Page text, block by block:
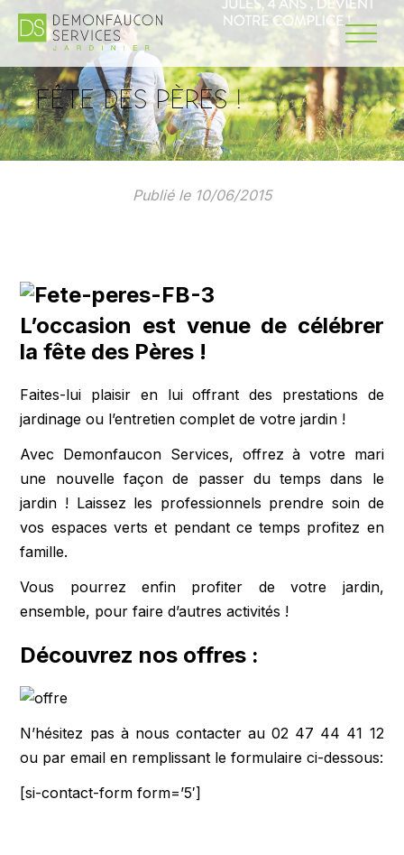
FÊTE DES PÈRES !
Publié le 10/06/2015
L’occasion est venue de célébrer
la fête des Pères !
Faites-lui plaisir en lui offrant des prestations de
jardinage ou l’entretien complet de votre jardin !
Avec Demonfaucon Services, offrez à votre mari
une nouvelle façon de passer du temps dans le
jardin ! Laissez les professionnels prendre soin de
vos espaces verts et pendant ce temps profitez en
famille.
Vous pourrez enfin profiter de votre jardin,
ensemble, pour faire d’autres activités !
Découvrez nos offres :
N’hésitez pas à nous contacter au 02 47 44 41 12
ou par email en remplissant le formulaire ci-dessous:
[si-contact-form form=’5′]